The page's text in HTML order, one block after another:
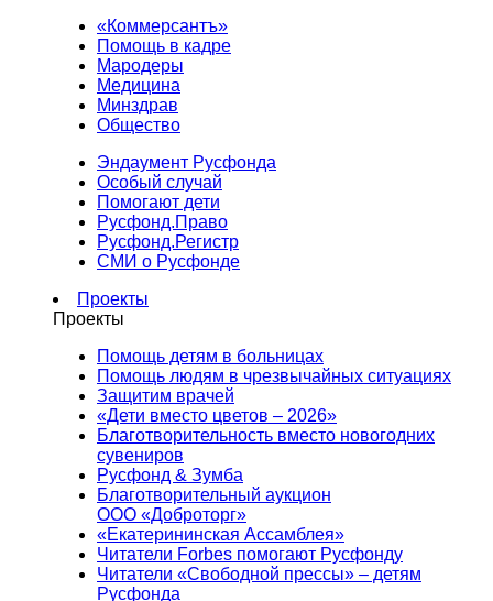
«Коммерсантъ»
Помощь в кадре
Мародеры
Медицина
Минздрав
Общество
Эндаумент Русфонда
Особый случай
Помогают дети
Русфонд.Право
Русфонд.Регистр
СМИ о Русфонде
Проекты
Проекты
Помощь детям в больницах
Помощь людям в чрезвычайных ситуациях
Защитим врачей
«Дети вместо цветов – 2026»
Благотворительность вместо новогодних
сувениров
Русфонд & Зумба
Благотворительный аукцион
ООО «Доброторг»
«Екатерининская Ассамблея»
Читатели Forbes помогают Русфонду
Читатели «Свободной прессы» – детям
Русфонда